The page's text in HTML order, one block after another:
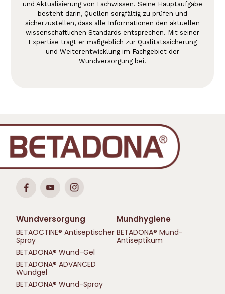
und Aktualisierung von Fachwissen. Seine Hauptaufgabe
besteht darin, Quellen sorgfältig zu prüfen und
sicherzustellen, dass alle Informationen den aktuellen
wissenschaftlichen Standards entsprechen. Mit seiner
Expertise trägt er maßgeblich zur Qualitätssicherung
und Weiterentwicklung im Fachgebiet der
Wundversorgung bei.
Wundversorgung
BETAOCTINE® Antiseptischer
Spray
BETADONA® Wund-Gel
BETADONA® ADVANCED
Wundgel
BETADONA® Wund-Spray
Mundhygiene
BETADONA® Mund-
Antiseptikum